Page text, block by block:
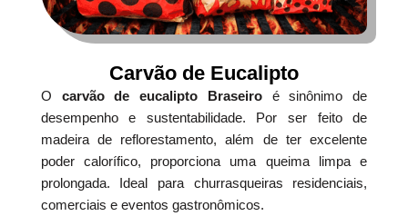
Carvão de Eucalipto
O carvão de eucalipto Braseiroé sinônimo de
desempenho e sustentabilidade. Por ser feito de
madeira de reflorestamento, além de ter excelente
poder calorífico, proporciona uma queima limpa e
prolongada. Ideal para churrasqueiras residenciais,
comerciais e eventos gastronômicos.